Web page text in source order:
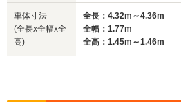
車体寸法
(全長x全幅x全
高)
全長：4.32m～4.36m
全幅：1.77m
全高：1.45m～1.46m